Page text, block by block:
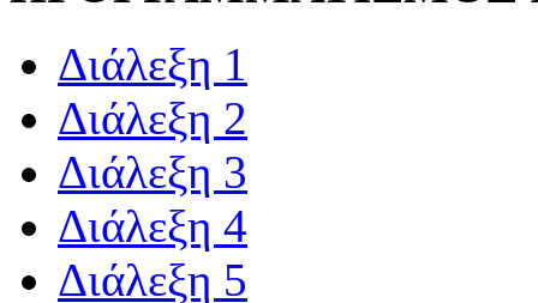
Διάλεξη 1
Διάλεξη 2
Διάλεξη 3
Διάλεξη 4
Διάλεξη 5